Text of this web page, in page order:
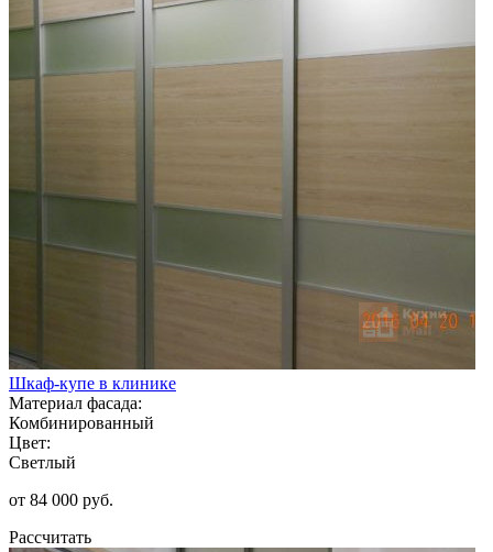
Шкаф-купе в клинике
Материал фасада:
Комбинированный
Цвет:
Светлый
от 84 000 руб.
Рассчитать